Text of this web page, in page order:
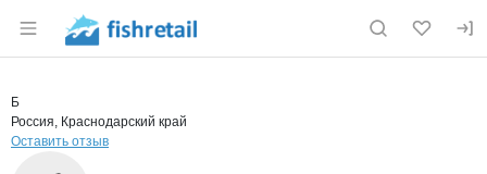
Раздел навигации по сайту fishretail.ru
Страница компании
Страница компании
Краткая информация о компании
Б
Россия, Краснодарский край
Оставить отзыв